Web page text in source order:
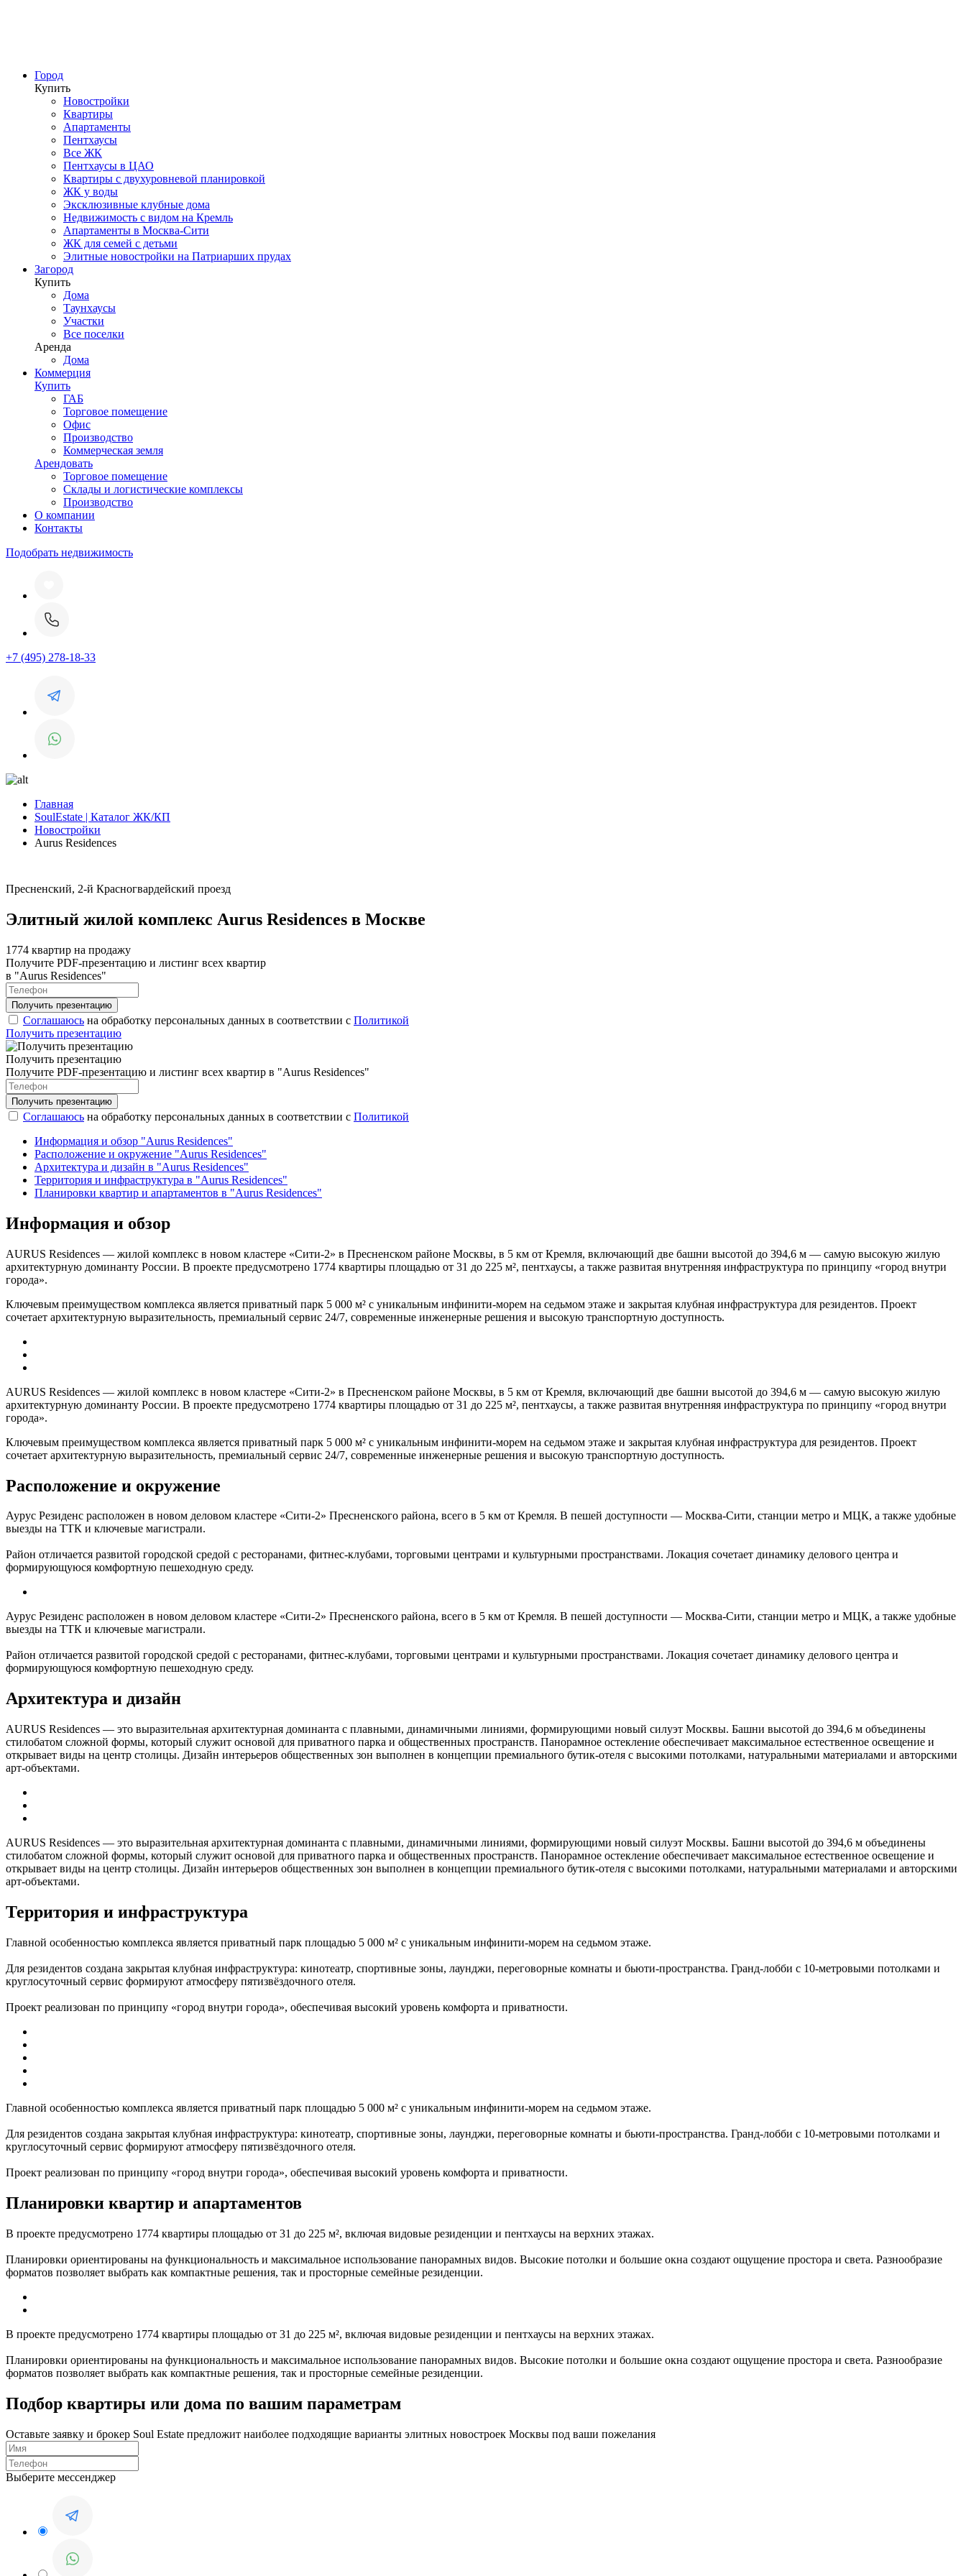
Город
Купить
Новостройки
Квартиры
Апартаменты
Пентхаусы
Все ЖК
Пентхаусы в ЦАО
Квартиры с двухуровневой планировкой
ЖК у воды
Эксклюзивные клубные дома
Недвижимость с видом на Кремль
Апартаменты в Москва-Сити
ЖК для семей с детьми
Элитные новостройки на Патриарших прудах
Загород
Купить
Дома
Таунхаусы
Участки
Все поселки
Аренда
Дома
Коммерция
Купить
ГАБ
Торговое помещение
Офис
Производство
Коммерческая земля
Арендовать
Торговое помещение
Склады и логистические комплексы
Производство
О компании
Контакты
Подобрать недвижимость
+7 (495) 278-18-33
Главная
SoulEstate | Каталог ЖК/КП
Новостройки
Aurus Residences
Пресненский, 2-й Красногвардейский проезд
Элитный жилой комплекс Aurus Residences в Москве
1774 квартир на продажу
Получите PDF-презентацию и листинг всех квартир
в "Aurus Residences"
Соглашаюсь на обработку персональных данных в соответствии с Политикой
Получить презентацию
Получить презентацию
Получите PDF-презентацию и листинг всех квартир в "Aurus Residences"
Соглашаюсь на обработку персональных данных в соответствии с Политикой
Информация и обзор "Aurus Residences"
Расположение и окружение "Aurus Residences"
Архитектура и дизайн в "Aurus Residences"
Территория и инфраструктура в "Aurus Residences"
Планировки квартир и апартаментов в "Aurus Residences"
Информация и обзор
AURUS Residences — жилой комплекс в новом кластере «Сити-2» в Пресненском районе Москвы, в 5 км от Кремля, включающий две башни высотой до 394,6 м — самую высокую жилую
архитектурную доминанту России. В проекте предусмотрено 1774 квартиры площадью от 31 до 225 м², пентхаусы, а также развитая внутренняя инфраструктура по принципу «город внутри
города».
Ключевым преимуществом комплекса является приватный парк 5 000 м² с уникальным инфинити-морем на седьмом этаже и закрытая клубная инфраструктура для резидентов. Проект
сочетает архитектурную выразительность, премиальный сервис 24/7, современные инженерные решения и высокую транспортную доступность.
AURUS Residences — жилой комплекс в новом кластере «Сити-2» в Пресненском районе Москвы, в 5 км от Кремля, включающий две башни высотой до 394,6 м — самую высокую жилую
архитектурную доминанту России. В проекте предусмотрено 1774 квартиры площадью от 31 до 225 м², пентхаусы, а также развитая внутренняя инфраструктура по принципу «город внутри
города».
Ключевым преимуществом комплекса является приватный парк 5 000 м² с уникальным инфинити-морем на седьмом этаже и закрытая клубная инфраструктура для резидентов. Проект
сочетает архитектурную выразительность, премиальный сервис 24/7, современные инженерные решения и высокую транспортную доступность.
Расположение и окружение
Аурус Резиденс расположен в новом деловом кластере «Сити-2» Пресненского района, всего в 5 км от Кремля. В пешей доступности — Москва-Сити, станции метро и МЦК, а также удобные
выезды на ТТК и ключевые магистрали.
Район отличается развитой городской средой с ресторанами, фитнес-клубами, торговыми центрами и культурными пространствами. Локация сочетает динамику делового центра и
формирующуюся комфортную пешеходную среду.
Аурус Резиденс расположен в новом деловом кластере «Сити-2» Пресненского района, всего в 5 км от Кремля. В пешей доступности — Москва-Сити, станции метро и МЦК, а также удобные
выезды на ТТК и ключевые магистрали.
Район отличается развитой городской средой с ресторанами, фитнес-клубами, торговыми центрами и культурными пространствами. Локация сочетает динамику делового центра и
формирующуюся комфортную пешеходную среду.
Архитектура и дизайн
AURUS Residences — это выразительная архитектурная доминанта с плавными, динамичными линиями, формирующими новый силуэт Москвы. Башни высотой до 394,6 м объединены
стилобатом сложной формы, который служит основой для приватного парка и общественных пространств. Панорамное остекление обеспечивает максимальное естественное освещение и
открывает виды на центр столицы. Дизайн интерьеров общественных зон выполнен в концепции премиального бутик-отеля с высокими потолками, натуральными материалами и авторскими
арт-объектами.
AURUS Residences — это выразительная архитектурная доминанта с плавными, динамичными линиями, формирующими новый силуэт Москвы. Башни высотой до 394,6 м объединены
стилобатом сложной формы, который служит основой для приватного парка и общественных пространств. Панорамное остекление обеспечивает максимальное естественное освещение и
открывает виды на центр столицы. Дизайн интерьеров общественных зон выполнен в концепции премиального бутик-отеля с высокими потолками, натуральными материалами и авторскими
арт-объектами.
Территория и инфраструктура
Главной особенностью комплекса является приватный парк площадью 5 000 м² с уникальным инфинити-морем на седьмом этаже.
Для резидентов создана закрытая клубная инфраструктура: кинотеатр, спортивные зоны, лаунджи, переговорные комнаты и бьюти-пространства. Гранд-лобби с 10-метровыми потолками и
круглосуточный сервис формируют атмосферу пятизвёздочного отеля.
Проект реализован по принципу «город внутри города», обеспечивая высокий уровень комфорта и приватности.
Главной особенностью комплекса является приватный парк площадью 5 000 м² с уникальным инфинити-морем на седьмом этаже.
Для резидентов создана закрытая клубная инфраструктура: кинотеатр, спортивные зоны, лаунджи, переговорные комнаты и бьюти-пространства. Гранд-лобби с 10-метровыми потолками и
круглосуточный сервис формируют атмосферу пятизвёздочного отеля.
Проект реализован по принципу «город внутри города», обеспечивая высокий уровень комфорта и приватности.
Планировки квартир и апартаментов
В проекте предусмотрено 1774 квартиры площадью от 31 до 225 м², включая видовые резиденции и пентхаусы на верхних этажах.
Планировки ориентированы на функциональность и максимальное использование панорамных видов. Высокие потолки и большие окна создают ощущение простора и света. Разнообразие
форматов позволяет выбрать как компактные решения, так и просторные семейные резиденции.
В проекте предусмотрено 1774 квартиры площадью от 31 до 225 м², включая видовые резиденции и пентхаусы на верхних этажах.
Планировки ориентированы на функциональность и максимальное использование панорамных видов. Высокие потолки и большие окна создают ощущение простора и света. Разнообразие
форматов позволяет выбрать как компактные решения, так и просторные семейные резиденции.
Подбор квартиры или дома по вашим параметрам
Оставьте заявку и брокер Soul Estate предложит наиболее подходящие варианты элитных новостроек Москвы под ваши пожелания
Выберите мессенджер